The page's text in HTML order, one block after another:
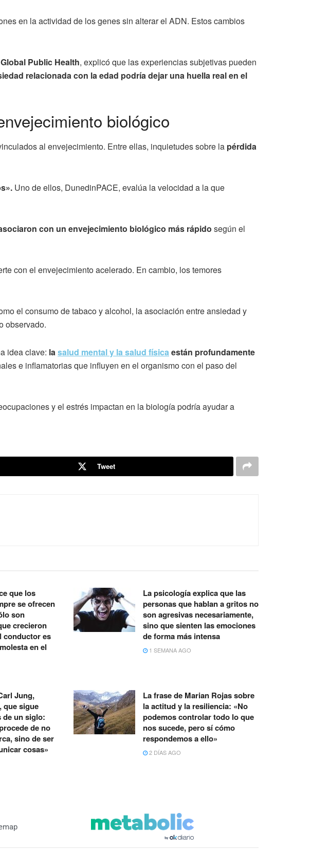
en la actividad de los genes sin alterar el ADN. Estos cambios
Public Health, explicó que las experiencias subjetivas pueden
relacionada con la edad podría dejar una huella real en el
biológico
al envejecimiento. Entre ellas, inquietudes sobre la pérdida
Uno de ellos, DunedinPACE, evalúa la velocidad a la que
con un envejecimiento biológico más rápido según el
con el envejecimiento acelerado. En cambio, los temores
el consumo de tabaco y alcohol, la asociación entre ansiedad y
observado.
idea clave: lasalud mental y la salud físicaestán profundamente
e inflamatorias que influyen en el organismo con el paso del
y el estrés impactan en la biología podría ayudar a
Tweet
que los
se ofrecen
son
crecieron
conductor es
en el
La psicología explica que las
personas que hablan a gritos no
son agresivas necesariamente,
sino que sienten las emociones
de forma más intensa
1 SEMANA AGO
Jung,
que sigue
de un siglo:
de no
sino de ser
cosas»
La frase de Marian Rojas sobre
la actitud y la resiliencia: «No
podemos controlar todo lo que
nos sucede, pero sí cómo
respondemos a ello»
2 DÍAS AGO